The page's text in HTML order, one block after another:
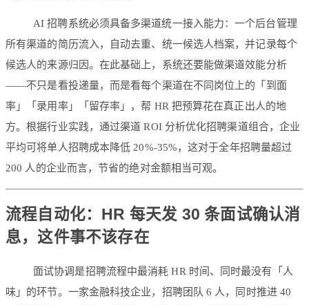
AI 招聘系统必须具备多渠道统一接入能力：一个后台管理
所有渠道的简历流入，自动去重、统一候选人档案，并记录每个
候选人的来源归因。在此基础上，系统还要能做渠道效能分析
——不只是看投递量，而是看每个渠道在不同岗位上的「到面
率」「录用率」「留存率」，帮 HR 把预算花在真正出人的地
方。根据行业实践，通过渠道 ROI 分析优化招聘渠道组合，企业
平均可将单人招聘成本降低 20%-35%，这对于全年招聘量超过
200 人的企业而言，节省的绝对金额相当可观。
流程自动化：HR 每天发 30 条面试确认消
息，这件事不该存在
面试协调是招聘流程中最消耗 HR 时间、同时最没有「人
味」的环节。一家金融科技企业，招聘团队 6 人，同时推进 40